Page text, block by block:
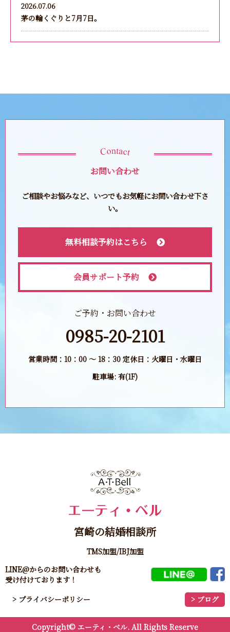
2026.07.06
茅の輪くぐりと7月7日。
お問い合わせ
ご相談やお悩みなど、いつでもお気軽にお問い合わせ下さ
い。
無料相談予約はこちら
会員サポート予約
ご予約・お問い合わせ
0985-20-2101
営業時間：10：00 ～ 18：30 定休日：火曜日・水曜日
駐車場: 有(1F)
宮崎の結婚相談所
TMS加盟/IBJ加盟
LINE@からのお問い合わせも
受け付けております！
> プライバシーポリシー
> ブログ
Copyright© エーティ・ベル. All Rights Reserve